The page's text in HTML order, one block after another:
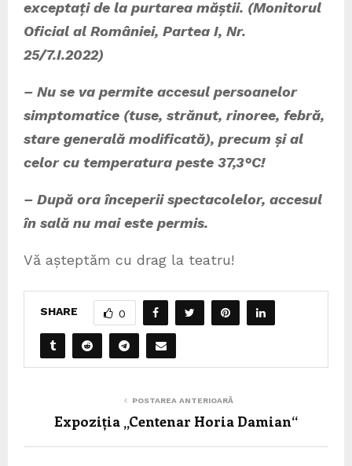
exceptați de la purtarea măștii. (Monitorul
Oficial al României, Partea I, Nr.
25/7.I.2022)
– Nu se va permite accesul persoanelor
simptomatice (tuse, strănut, rinoree, febră,
stare generală modificată), precum și al
celor cu temperatura peste 37,3°C!
– După ora începerii spectacolelor, accesul
în sală nu mai este permis.
Vă așteptăm cu drag la teatru!
SHARE 0
POSTAREA ANTERIOARĂ
Expoziția „Centenar Horia Damian“